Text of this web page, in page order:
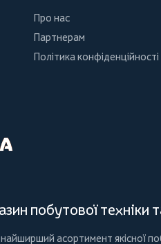
Про нас
Партнерам
Політика конфіденційності
побутової техніки
асортимент якісної